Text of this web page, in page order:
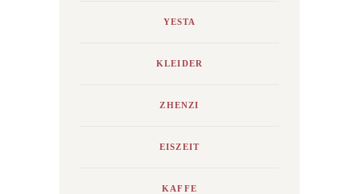
YESTA
KLEIDER
ZHENZI
EISZEIT
KAFFE